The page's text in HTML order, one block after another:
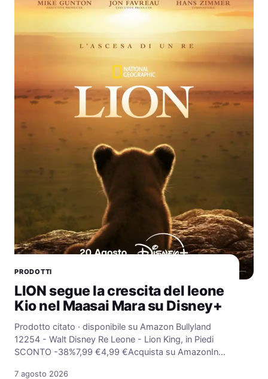
PRODOTTI
LION segue la crescita del leone
Kio nel Maasai Mara su Disney+
Prodotto citato · disponibile su Amazon Bullyland
12254 - Walt Disney Re Leone - Lion King, in Piedi
SCONTO -38%7,99 €4,99 €Acquista su AmazonIn…
7 agosto 2026